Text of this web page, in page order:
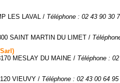
LES LAVAL / Téléphone : 02 43 90 30
SAINT MARTIN DU LIMET /
MESLAY DU MAINE / Téléphone :
VIEUVY / Téléphone : 02 43 00 64 95